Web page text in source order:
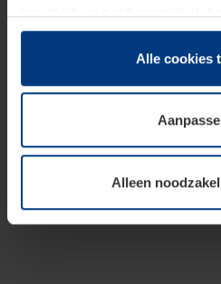
hun diensten hebben
Juridisch hebben wij het recht
van deze pagina's absoluut
soorten cookies is uw
toestemming kunt u op elk
wijzigen of herroepen.
Alle cookies
Alleen